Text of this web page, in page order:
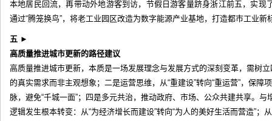
本地居民回流，再带动外地游客到访，节假日游客量跻身浙江前五，实现
通过“腾笼换鸟”，将老工业园区改造为数字能源产业基地，打造都市工业新
五 ►
高质量推进城市更新的路径建议
高质量推进城市更新，本质是一场发展理念与发展方式的深刻变革，需树
的真实需求而非主观想象；二是运营思维，从“重建设”转向“重运营”，保
脉，避免“千城一面”；四是多元共治，推动政府、市场、公众共建共享。与
逻辑发生根本转变：从“为经济增长而建设”转向“为人的美好生活而营造”